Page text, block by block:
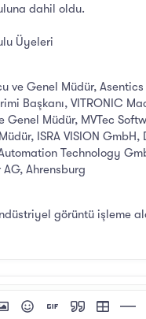
dahil oldu.
Üyeleri
ve Genel Müdür,
Başkanı, VITRONIC
Müdür, MVTec
ISRA VISION
Technology
Ahrensburg
görüntü işleme
ekleekle
İfadelerGIF ekle
Alıntı Tablo ekle